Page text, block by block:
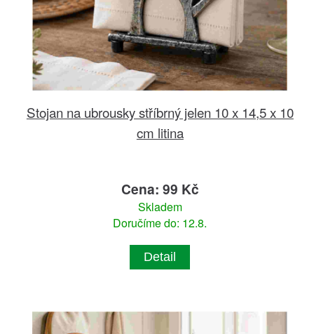
Stojan na ubrousky stříbrný jelen 10 x 14,5 x 10
cm litina
Cena: 99 Kč
Skladem
Doručíme do: 12.8.
Detail